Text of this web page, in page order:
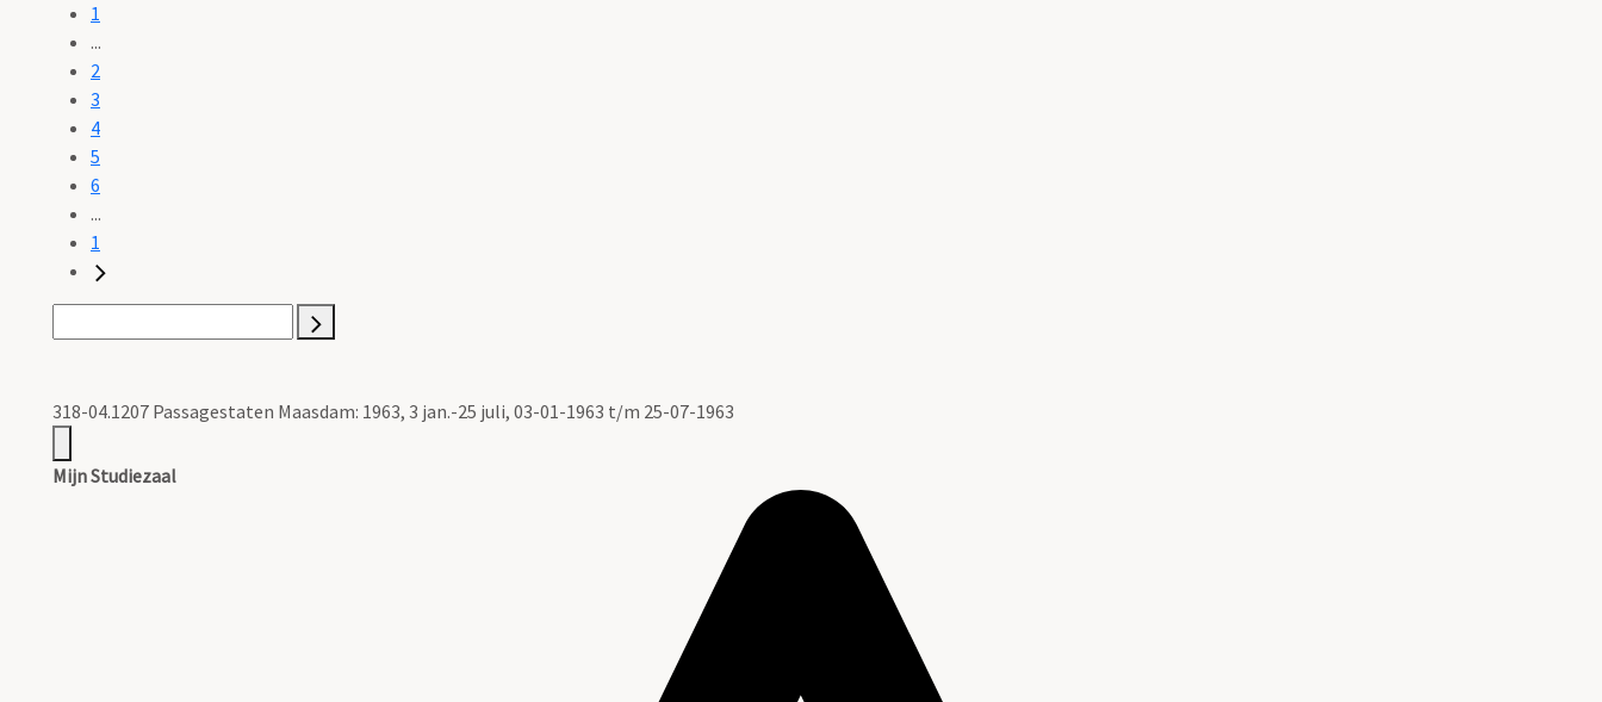
1
...
2
3
4
5
6
...
1
318-04.1207 Passagestaten Maasdam: 1963, 3 jan.-25 juli, 03-01-1963 t/m 25-07-1963
Mijn Studiezaal